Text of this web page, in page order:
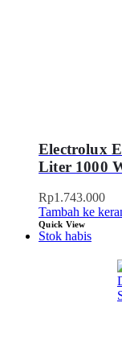
Electrolux
Liter 1000
Rp1.743.000
Tambah ke
Quick View
Stok habis